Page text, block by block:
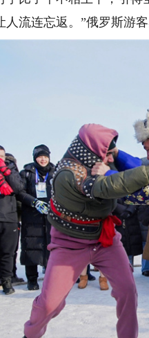
流连忘返。”俄罗斯游客